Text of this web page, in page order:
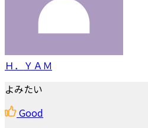
Ｈ．ＹＡＭ
よみたい
Good